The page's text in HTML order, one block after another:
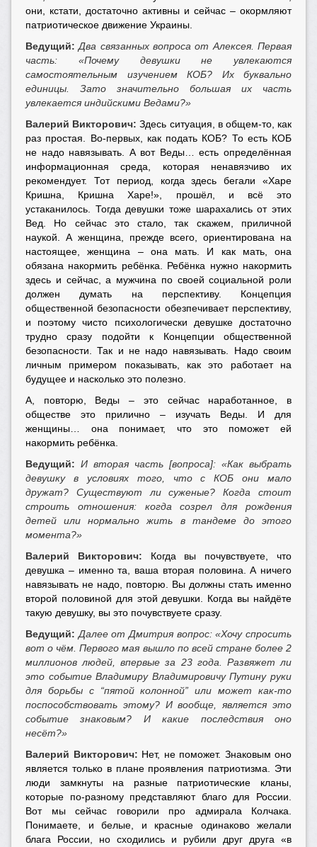
они, кстати, достаточно активны и сейчас – окормляют
патриотическое движение Украины.
Ведущий: Два связанных вопроса от Алексея. Первая
часть: «Почему девушки не увлекаются
самостоятельным изучением КОБ? Их буквально
единицы. Зато значительно большая их часть
увлекается индийскими Ведами?»
Валерий Викторович: Здесь ситуация, в общем-то, как
раз простая. Во-первых, как подать КОБ? То есть КОБ
не надо навязывать. А вот Веды… есть определённая
информационная среда, которая ненавязчиво их
рекомендует. Тот период, когда здесь бегали «Харе
Кришна, Кришна Харе!», прошёл, и всё это
устаканилось. Тогда девушки тоже шарахались от этих
Вед. Но сейчас это стало, так скажем, приличной
наукой. А женщина, прежде всего, ориентирована на
настоящее, женщина – она мать. И как мать, она
обязана накормить ребёнка. Ребёнка нужно накормить
здесь и сейчас, а мужчина по своей социальной роли
должен думать на перспективу. Концепция
общественной безопасности обезпечивает перспективу,
и поэтому чисто психологически девушке достаточно
трудно сразу подойти к Концепции общественной
безопасности. Так и не надо навязывать. Надо своим
личным примером показывать, как это работает на
будущее и насколько это полезно.
А, повторю, Веды – это сейчас наработанное, в
обществе это прилично – изучать Веды. И для
женщины… она понимает, что это поможет ей
накормить ребёнка.
Ведущий: И вторая часть [вопроса]: «Как выбрать
девушку в условиях того, что с КОБ они мало
дружат? Существуют ли суженые? Когда стоит
строить отношения: когда созрел для рождения
детей или нормально жить в тандеме до этого
момента?»
Валерий Викторович: Когда вы почувствуете, что
девушка – именно та, ваша вторая половина. А ничего
навязывать не надо, повторю. Вы должны стать именно
второй половиной для этой девушки. Когда вы найдёте
такую девушку, вы это почувствуете сразу.
Ведущий: Далее от Дмитрия вопрос: «Хочу спросить
вот о чём. Первого мая вышло по всей стране более 2
миллионов людей, впервые за 23 года. Развяжет ли
это событие Владимиру Владимировичу Путину руки
для борьбы с “пятой колонной” или может как-то
поспособствовать этому? И вообще, является это
событие знаковым? И какие последствия оно
несёт?»
Валерий Викторович: Нет, не поможет. Знаковым оно
является только в плане проявления патриотизма. Эти
люди замкнуты на разные патриотические кланы,
которые по-разному представляют благо для России.
Вот мы сейчас говорили про адмирала Колчака.
Понимаете, и белые, и красные одинаково желали
блага России, но сходились и рубили друг друга «в